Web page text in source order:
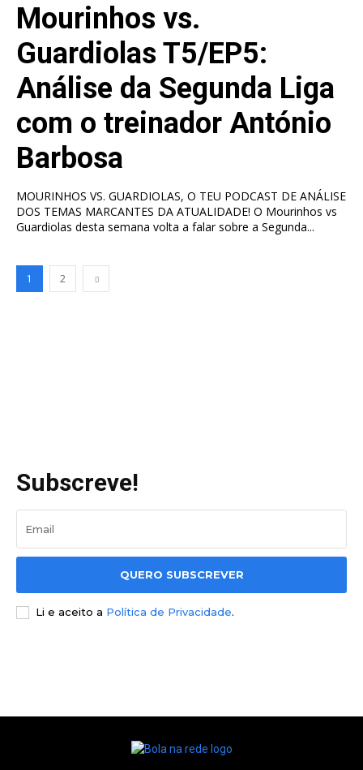
Mourinhos vs.
Guardiolas T5/EP5:
Análise da Segunda Liga
com o treinador António
Barbosa
MOURINHOS VS. GUARDIOLAS, O TEU PODCAST DE ANÁLISE
DOS TEMAS MARCANTES DA ATUALIDADE! O Mourinhos vs
Guardiolas desta semana volta a falar sobre a Segunda...
1 2
Subscreve!
QUERO SUBSCREVER
Li e aceito a Política de Privacidade.